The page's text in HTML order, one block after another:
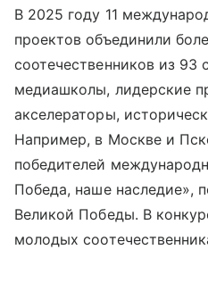
В 2025 году 11
проектов объединили
соотечественников из 93
медиашколы, лидерские
акселераторы,
Например, в Москве и
победителей
Победа, наше наследие»,
Великой Победы. В
молодых